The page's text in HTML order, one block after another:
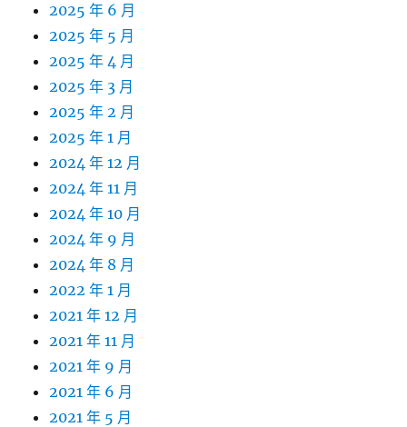
2025 年 6 月
2025 年 5 月
2025 年 4 月
2025 年 3 月
2025 年 2 月
2025 年 1 月
2024 年 12 月
2024 年 11 月
2024 年 10 月
2024 年 9 月
2024 年 8 月
2022 年 1 月
2021 年 12 月
2021 年 11 月
2021 年 9 月
2021 年 6 月
2021 年 5 月